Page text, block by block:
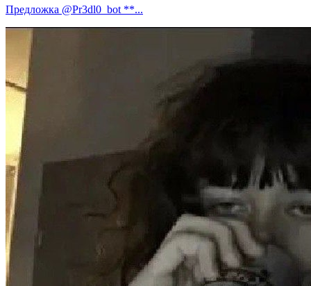
Предложка @Pr3dl0_bot **...